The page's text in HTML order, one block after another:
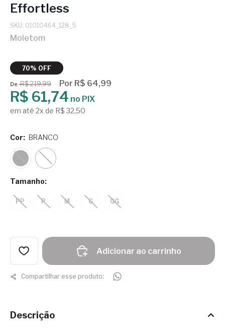
Effortless
SKU: 01010464_128_5
Moletom
70% OFF
DeR$ 219,99 Por R$ 64,99
R$ 61,74 no PIX
em até 2x de R$ 32,50
Tamanho:
PP P M G GG
Cor: BRANCO
Adicionar ao carrinho
Compartilhar esse produto:
Descrição